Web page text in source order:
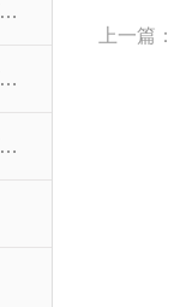
上海精科石墨管（上分）/石墨锥
辽宁分析石墨管（辽分）/石墨锥
沈阳仪通石墨管（沈分）/石墨锥
上一篇：